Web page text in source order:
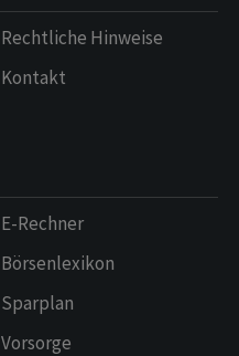
Rechtliche Hinweise
Kontakt
E-Rechner
Börsenlexikon
Sparplan
Vorsorge